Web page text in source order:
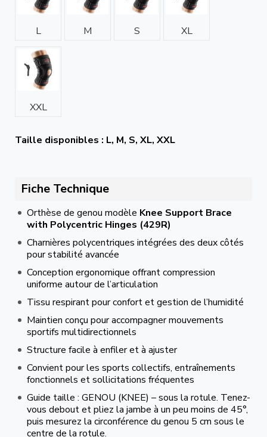
L M S XL
XXL
Taille disponibles : L, M, S, XL, XXL
Fiche Technique
Orthèse de genou modèle Knee Support Brace
with Polycentric Hinges (429R)
Charnières polycentriques intégrées des deux côtés
pour stabilité avancée
Conception ergonomique offrant compression
uniforme autour de l’articulation
Tissu respirant pour confort et gestion de l’humidité
Maintien conçu pour accompagner mouvements
sportifs multidirectionnels
Structure facile à enfiler et à ajuster
Convient pour les sports collectifs, entraînements
fonctionnels et sollicitations fréquentes
Guide taille : GENOU (KNEE) – sous la rotule. Tenez-
vous debout et pliez la jambe à un peu moins de 45°,
puis mesurez la circonférence du genou 5 cm sous le
centre de la rotule.